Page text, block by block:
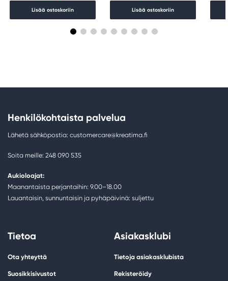
Lisää ostoskoriin Lisää ostoskoriin
Henkilökohtaista palvelua
Lähetä sähköpostia: customercare@kreatima.fi
Soita meille: 248 090 535
Aukioloajat:
Maanantaista perjantaihin: 9.00–18.00
Lauantaisin, sunnuntaisin ja pyhäpäivinä: suljettu
Tietoa
Ota yhteyttä
Suosikkisivustot
Asiakasklubi
Tietoja asiakasklubista
Rekisteröidy